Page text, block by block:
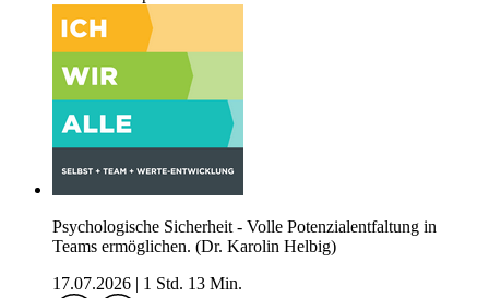
Psychologische Sicherheit - Volle Potenzialentfaltung in
Teams ermöglichen. (Dr. Karolin Helbig)
17.07.2026
1 Std. 13 Min.